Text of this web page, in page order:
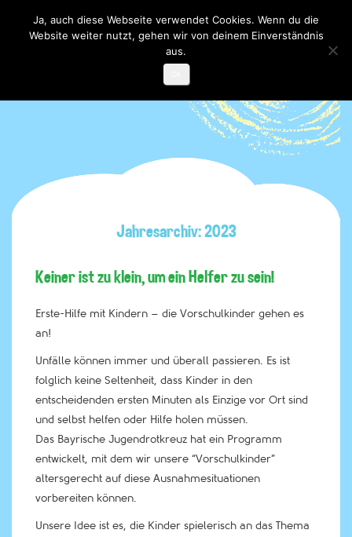
Toggle

Jahresarchiv: 2023
Keiner ist zu klein, um ein Helfer zu sein!
Erste-Hilfe mit Kindern – die Vorschulkinder gehen es
an!
Unfälle können immer und überall passieren. Es ist
folglich keine Seltenheit, dass Kinder in den
entscheidenden ersten Minuten als Einzige vor Ort sind
und selbst helfen oder Hilfe holen müssen.
Das Bayrische Jugendrotkreuz hat ein Programm
entwickelt, mit dem wir unsere “Vorschulkinder”
altersgerecht auf diese Ausnahmesituationen
vorbereiten können.
Unsere Idee ist es, die Kinder spielerisch an das Thema
Ja, auch diese Webseite verwendet Cookies. Wenn du die
Website weiter nutzt, gehen wir von deinem Einverständnis
aus.